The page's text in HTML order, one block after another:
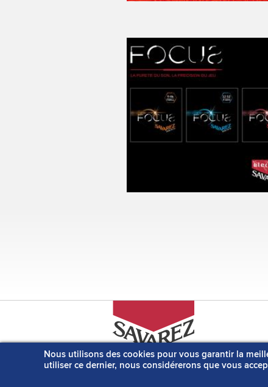
5, Avenue Barthélémy Thimonnier
BP 133 - 69643 Caluire et Cuire
Nous utilisons des cookies pour vous garantir la
utiliser ce dernier, nous considérerons que vous